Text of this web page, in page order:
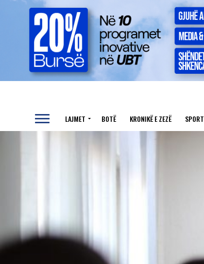
LAJMET BOTË KRONIKË E ZEZË SPORT